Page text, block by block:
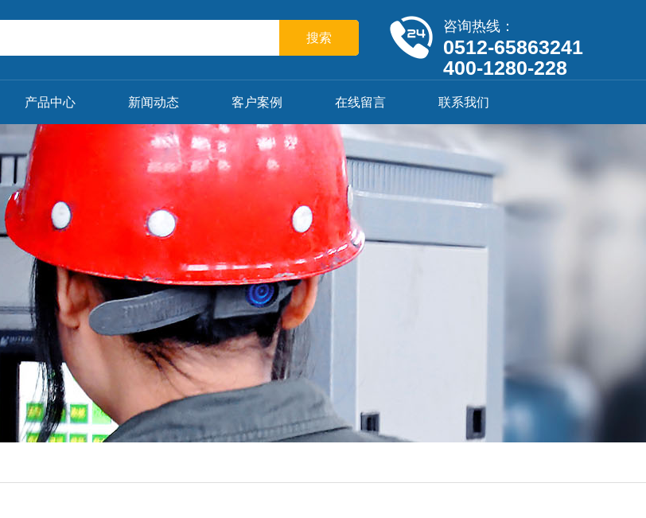
咨询热线：
0512-65863241
400-1280-228
产品中心 新闻动态 客户案例 在线留言 联系我们